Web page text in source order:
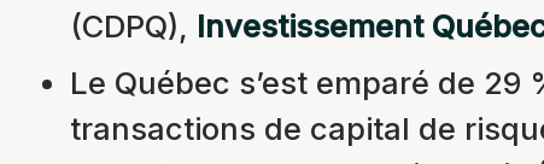
(CDPQ), Investissement
Le Québec s’est emparé de
transactions de capital de